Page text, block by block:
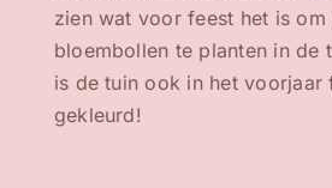
zien wat voor feest het is om
bloembollen te planten in de
is de tuin ook in het voorjaar
gekleurd!